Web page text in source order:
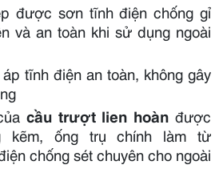
được sơn tĩnh điện chống gỉ
và an toàn khi sử dụng ngoài
tĩnh điện an toàn, không gây
cầu trượt lien hoànđược
kẽm, ống trụ chính làm từ
chống sét chuyên cho ngoài